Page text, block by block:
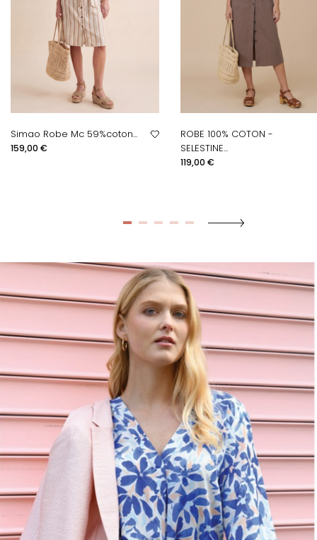
Simao Robe Mc 59%coton...
Prix
159,00 €
ROBE 100% COTON -
SELESTINE...
Prix
119,00 €